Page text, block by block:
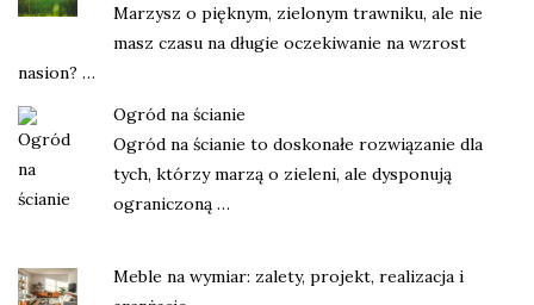
Marzysz o pięknym, zielonym trawniku, ale nie
masz czasu na długie oczekiwanie na wzrost
nasion? …
Ogród na ścianie
Ogród na ścianie to doskonałe rozwiązanie dla
tych, którzy marzą o zieleni, ale dysponują
ograniczoną …
Meble na wymiar: zalety, projekt, realizacja i